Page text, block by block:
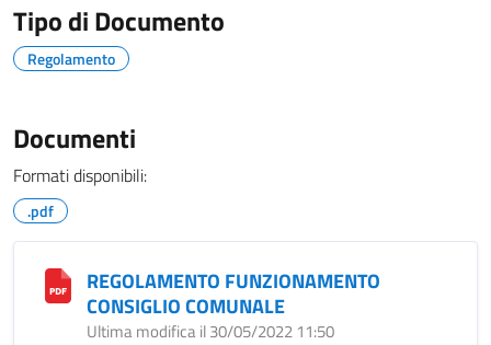
Tipo di Documento
Regolamento
Documenti
Formati disponibili:
.pdf
REGOLAMENTO FUNZIONAMENTO
CONSIGLIO COMUNALE
Ultima modifica il 30/05/2022 11:50